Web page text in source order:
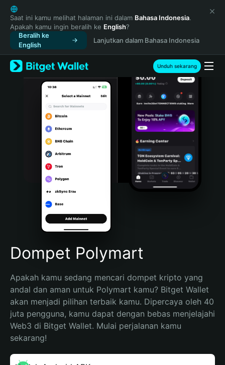
English
日本語
Tiếng Việt
Русский
Español (Latinoamérica)
Türkçe
Italiano
Português (Portugal)
Bahasa Indonesia
Português (Brasil)
Español (Argentina)
Saat ini kamu melihat halaman ini dalam Bahasa Indonesia.
Apakah kamu ingin beralih ke English?
Beralih ke
English
Lanjutkan dalam Bahasa Indonesia
Unduh sekarang
Dompet Polymart
Apakah kamu sedang mencari dompet kripto yang
andal dan aman untuk Polymart kamu? Bitget Wallet
akan menjadi pilihan terbaik kamu. Dipercaya oleh 40
juta pengguna, kamu dapat dengan bebas menjelajahi
Web3 di Bitget Wallet. Mulai perjalanan kamu
sekarang!